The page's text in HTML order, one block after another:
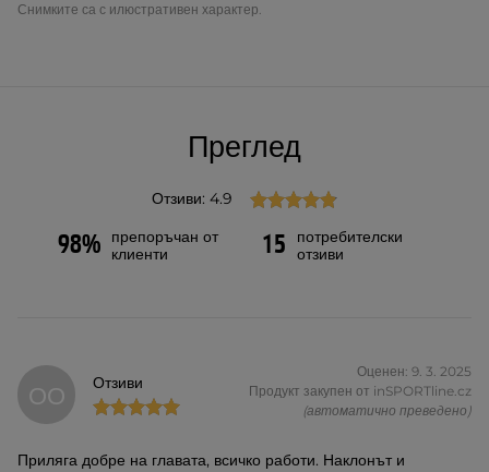
Снимките са с илюстративен характер.
Преглед
Отзиви: 4.9
98%
препоръчан от
клиенти
15
потребителски
отзиви
ОО Отзиви
Оценен: 9. 3. 2025
Продукт закупен от inSPORTline.cz
(автоматично преведено)
Приляга добре на главата, всичко работи. Наклонът и